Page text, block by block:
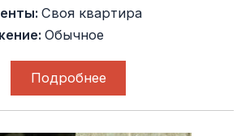
Своя квартира
Обычное
Подробнее